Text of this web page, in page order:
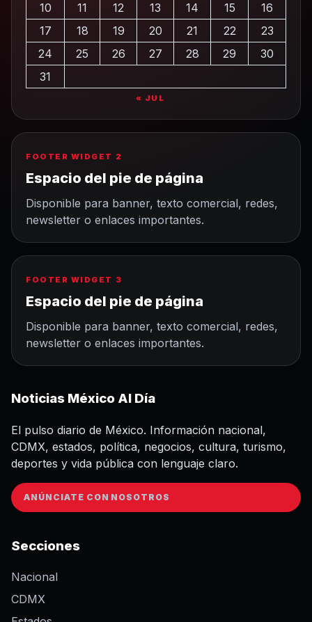
10
11 12 13 14 15
16
17
18 19 20 21 22
23
24
25 26 27 28 29
30
31
« JUL
FOOTER WIDGET 2
Espacio del pie de página
Disponible para banner, texto comercial, redes,
newsletter o enlaces importantes.
FOOTER WIDGET 3
Espacio del pie de página
Disponible para banner, texto comercial, redes,
newsletter o enlaces importantes.
Noticias México Al Día
El pulso diario de México. Información nacional,
CDMX, estados, política, negocios, cultura, turismo,
deportes y vida pública con lenguaje claro.
ANÚNCIATE CON NOSOTROS
Secciones
Nacional
CDMX